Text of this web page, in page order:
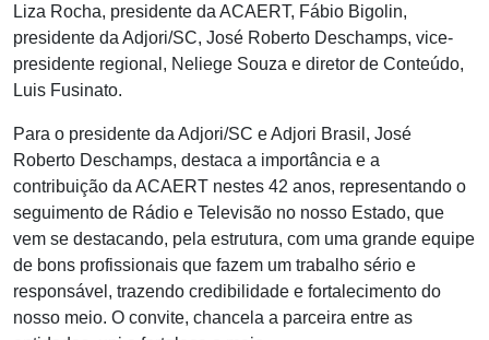
Liza Rocha, presidente da ACAERT, Fábio Bigolin,
presidente da Adjori/SC, José Roberto Deschamps, vice-
presidente regional, Neliege Souza e diretor de Conteúdo,
Luis Fusinato.
Para o presidente da Adjori/SC e Adjori Brasil, José
Roberto Deschamps, destaca a importância e a
contribuição da ACAERT nestes 42 anos, representando o
seguimento de Rádio e Televisão no nosso Estado, que
vem se destacando, pela estrutura, com uma grande equipe
de bons profissionais que fazem um trabalho sério e
responsável, trazendo credibilidade e fortalecimento do
nosso meio. O convite, chancela a parceira entre as